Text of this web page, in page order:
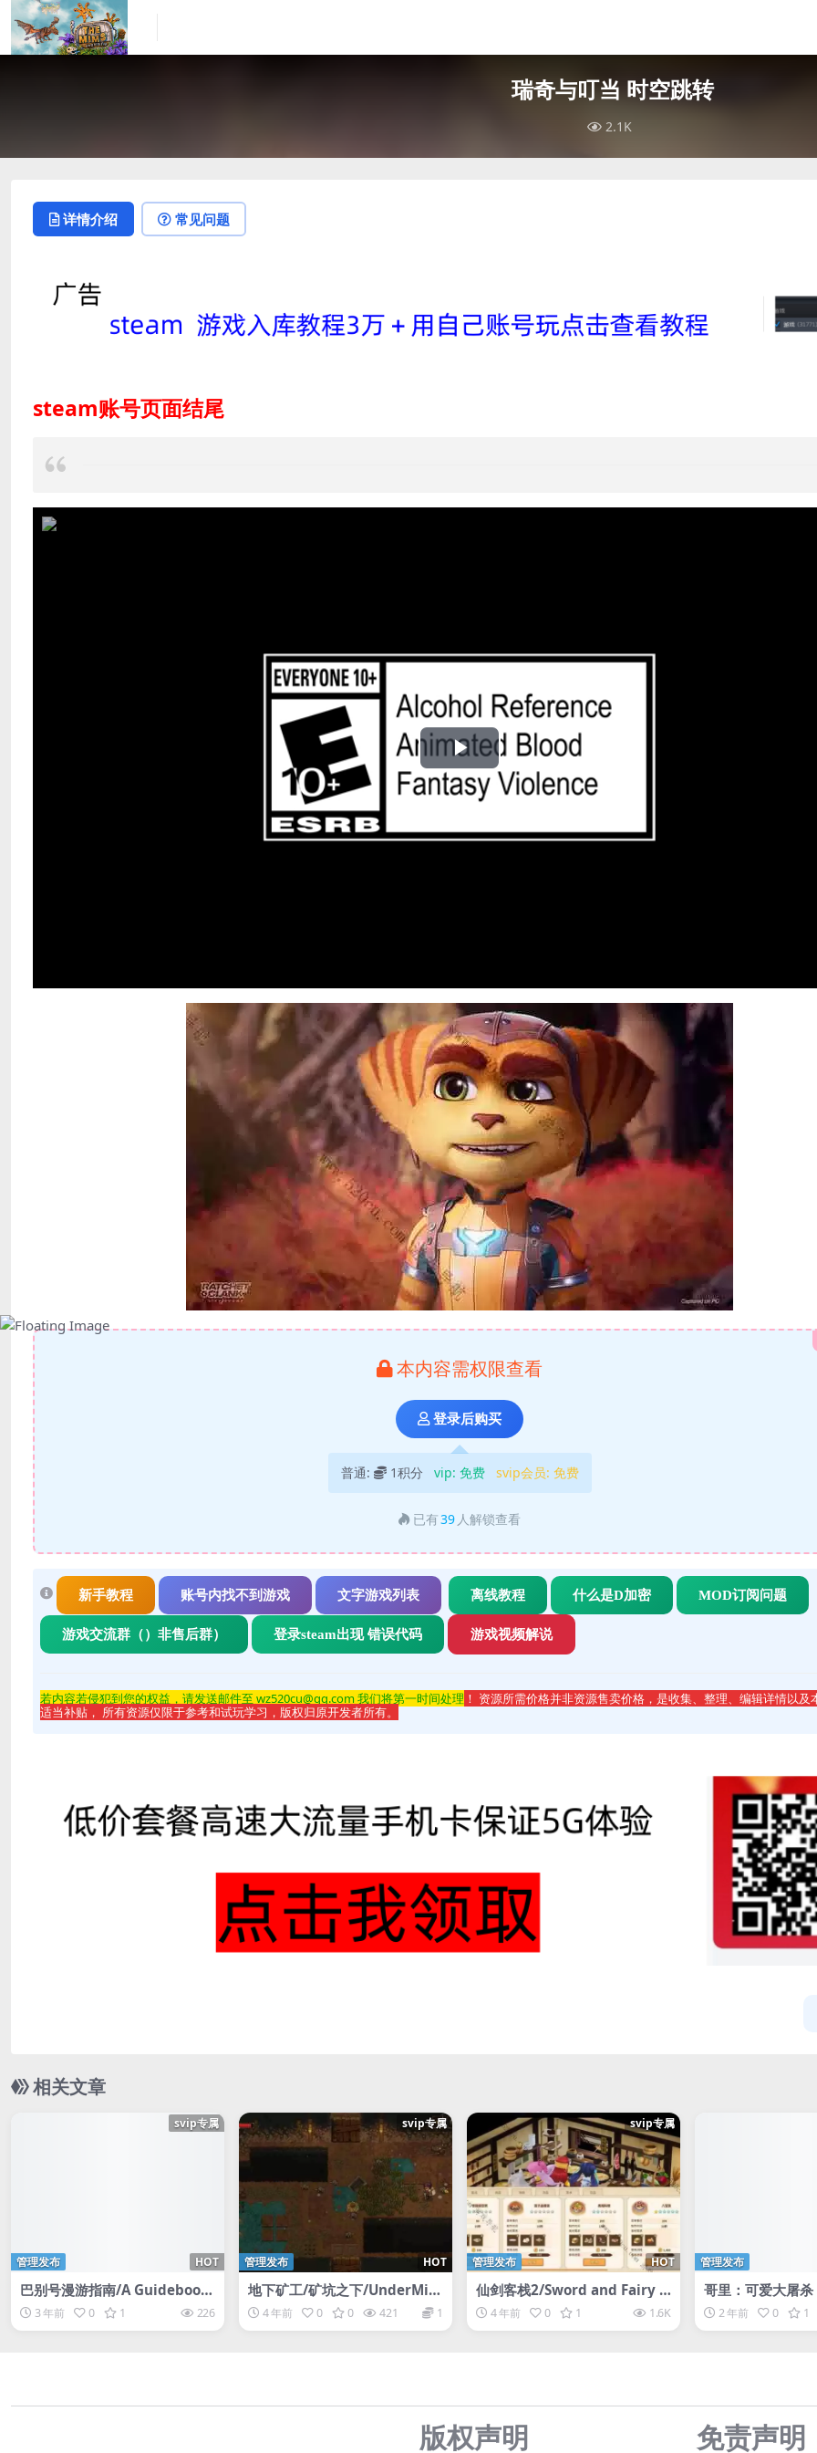
瑞奇与叮当 时空跳转
2.1K
详情介绍 常见问题
steam账号页面结尾
Play
Video
本内容需权限查看
登录后购买
普通: 1积分 vip: 免费 svip会员: 免费
已有39 人解锁查看
新手教程 账号内找不到游戏 文字游戏列表 离线教程 什么是D加密 MOD订阅问题
游戏交流群（）非售后群） 登录steam出现 错误代码 游戏视频解说
若内容若侵犯到您的权益，请发送邮件至 wz520cu@qq.com 我们将第一时间处理 ！ 资源所需价格并非资源售卖价格，是收集、整理、编辑详情以及
适当补贴， 所有资源仅限于参考和试玩学习，版权归原开发者所有。
相关文章
svip专属
HOT
管理发布
巴别号漫游指南/A Guidebook
of Babel
3 年前 0 1 226
svip专属
HOT
管理发布
地下矿工/矿坑之下/UnderMin
e 4 年前 0 0 421 1
svip专属
HOT
管理发布
仙剑客栈2/Sword and Fairy I
nn 24 年前 0 1 1.6K
管理发布
哥里：可爱大屠
y Carnage)
2 年前 0 1
版权声明 免责声明